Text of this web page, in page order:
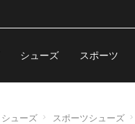
シューズ スポーツ
シューズ スポーツシューズ